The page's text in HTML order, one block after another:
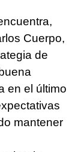
Cuerpo,
de
en el último
mantener